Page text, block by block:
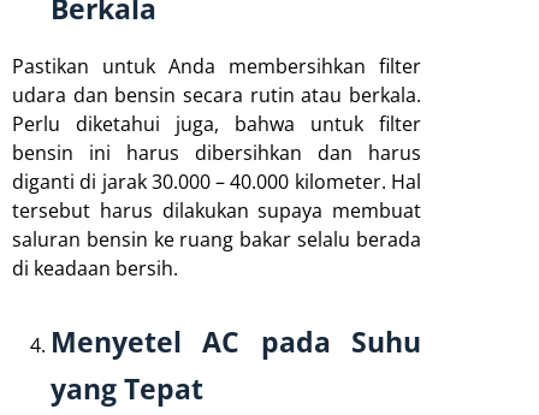
Berkala
Pastikan untuk Anda membersihkan filter
udara dan bensin secara rutin atau berkala.
Perlu diketahui juga, bahwa untuk filter
bensin ini harus dibersihkan dan harus
diganti di jarak 30.000 – 40.000 kilometer. Hal
tersebut harus dilakukan supaya membuat
saluran bensin ke ruang bakar selalu berada
di keadaan bersih.
Menyetel AC pada Suhu
yang Tepat